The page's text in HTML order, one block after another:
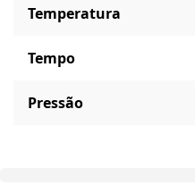
Temperatura
Tempo
Pressão